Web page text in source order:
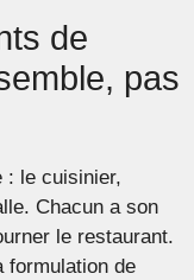
de
pas
: le cuisinier,
Chacun a son
le restaurant.
formulation de